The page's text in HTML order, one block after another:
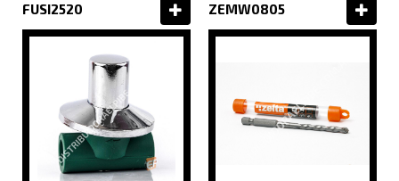
FUSI2520 ZEMW0805